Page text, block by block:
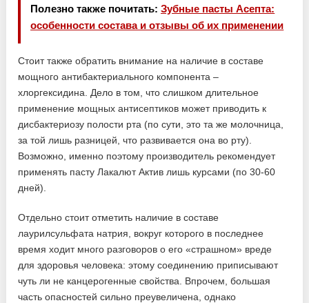
Полезно также почитать:Зубные пасты Асепта:
особенности состава и отзывы об их применении
Стоит также обратить внимание на наличие в составе
мощного антибактериального компонента –
хлоргексидина. Дело в том, что слишком длительное
применение мощных антисептиков может приводить к
дисбактериозу полости рта (по сути, это та же молочница,
за той лишь разницей, что развивается она во рту).
Возможно, именно поэтому производитель рекомендует
применять пасту Лакалют Актив лишь курсами (по 30-60
дней).
Отдельно стоит отметить наличие в составе
лаурилсульфата натрия, вокруг которого в последнее
время ходит много разговоров о его «страшном» вреде
для здоровья человека: этому соединению приписывают
чуть ли не канцерогенные свойства. Впрочем, большая
часть опасностей сильно преувеличена, однако